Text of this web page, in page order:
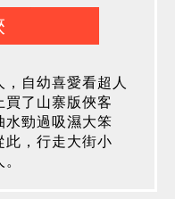
自幼喜愛看超人
買了山寨版俠客
水勁過吸濕大笨
此，行走大街小